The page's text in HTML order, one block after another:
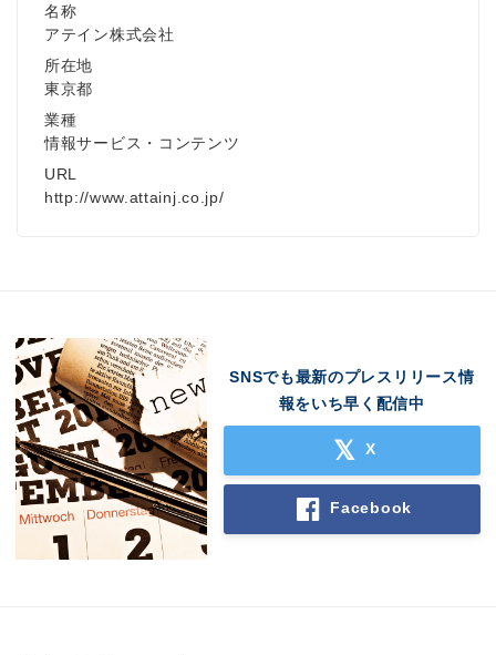
名称
アテイン株式会社
所在地
東京都
業種
情報サービス・コンテンツ
URL
http://www.attainj.co.jp/
SNSでも最新のプレスリリース情
報をいち早く配信中
X
Facebook